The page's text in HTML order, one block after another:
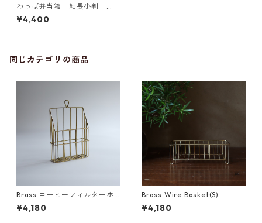
わっぱ弁当箱 細長小判
【日本国内塗装品】
¥4,400
同じカテゴリの商品
Brass コーヒーフィルターホ
ルダー
¥4,180
Brass Wire Basket(S)
¥4,180